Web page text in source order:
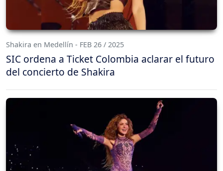
Shakira en Medellín - FEB 26 / 2025
SIC ordena a Ticket Colombia aclarar el futuro
del concierto de Shakira